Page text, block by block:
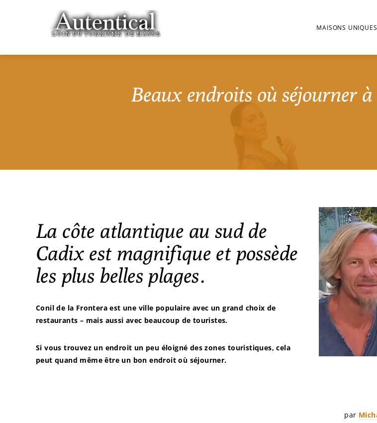
MAISONS UNIQUES
Beaux endroits où séjourner
La côte atlantique au sud de
Cadix est magnifique et possède
les plus belles plages.
Conil de la Frontera est une ville populaire avec un grand choix de
restaurants – mais aussi avec beaucoup de touristes.
Si vous trouvez un endroit un peu éloigné des zones touristiques, cela
peut quand même être un bon endroit où séjourner.
par